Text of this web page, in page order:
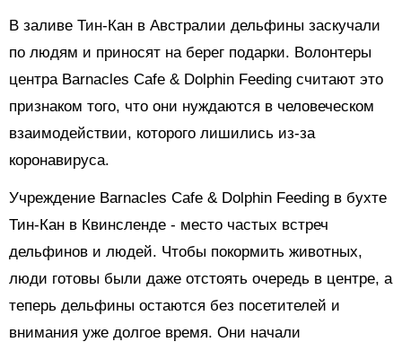
В заливе Тин-Кан в Австралии дельфины заскучали
по людям и приносят на берег подарки. Волонтеры
центра Barnacles Cafe & Dolphin Feeding считают это
признаком того, что они нуждаются в человеческом
взаимодействии, которого лишились из-за
коронавируса.
Учреждение Barnacles Cafe & Dolphin Feeding в бухте
Тин-Кан в Квинсленде - место частых встреч
дельфинов и людей. Чтобы покормить животных,
люди готовы были даже отстоять очередь в центре, а
теперь дельфины остаются без посетителей и
внимания уже долгое время. Они начали